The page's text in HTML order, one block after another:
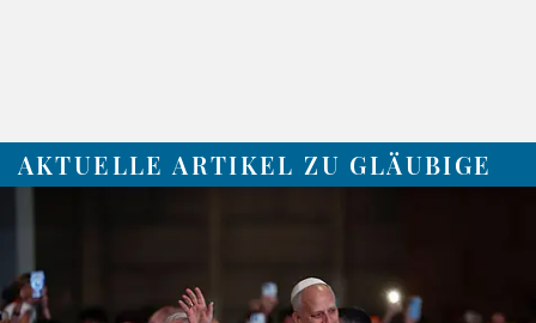
AKTUELLE ARTIKEL ZU GLÄUBIGE